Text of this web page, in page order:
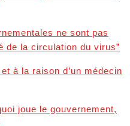
ne sont pas
de la circulation du virus”
à la raison d’un médecin
joue le gouvernement,